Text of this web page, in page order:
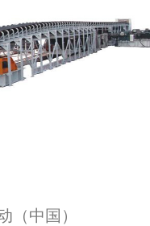
（中国）